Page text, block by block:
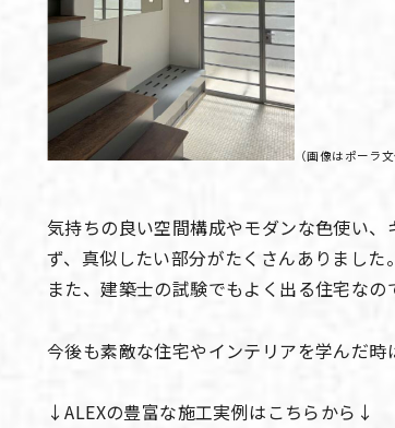
（画像はポーラ
気持ちの良い空間構成やモダンな色使い
ず、真似したい部分がたくさんありました。
また、建築士の試験でもよく出る住宅な
今後も素敵な住宅やインテリアを学んだ
↓ALEXの豊富な施工実例はこちらから↓